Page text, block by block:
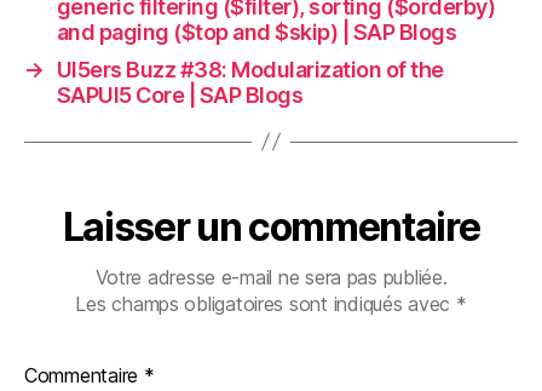
Blogs
generic filtering ($filter), sorting ($orderby)
and paging ($top and $skip) | SAP Blogs
→
UI5ers Buzz #38: Modularization of the
SAPUI5 Core | SAP Blogs
Laisser un commentaire
Votre adresse e-mail ne sera pas publiée.
Les champs obligatoires sont indiqués avec *
Commentaire *